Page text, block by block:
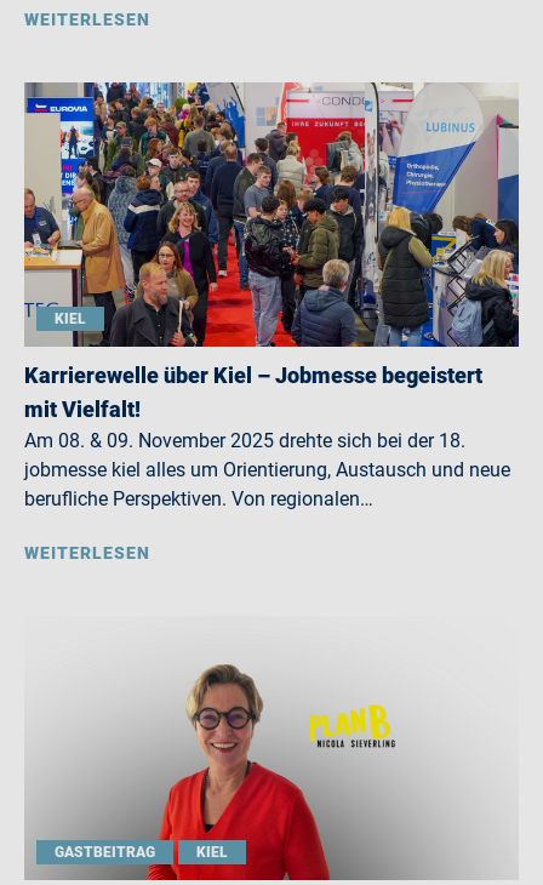
WEITERLESEN
KIEL
Karrierewelle über Kiel – Jobmesse begeistert
mit Vielfalt!
Am 08. & 09. November 2025 drehte sich bei der 18.
jobmesse kiel alles um Orientierung, Austausch und neue
berufliche Perspektiven. Von regionalen…
WEITERLESEN
GASTBEITRAG KIEL